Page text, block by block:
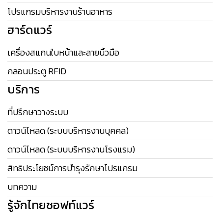
โปรแกรมบริหารงานร้านอาหาร
ฮาร์ดแวร์
เครื่องสแกนใบหน้าและลายนิ้วมือ
กลอนประตู RFID
บริการ
ที่ปรึกษาวางระบบ
ดาวน์โหลด (ระบบบริหารงานบุคคล)
ดาวน์โหลด (ระบบบริหารงานโรงแรม)
สิทธิประโยชน์การบำรุงรักษาโปรแกรม
บทความ
รู้จักไทยซอฟท์แวร์